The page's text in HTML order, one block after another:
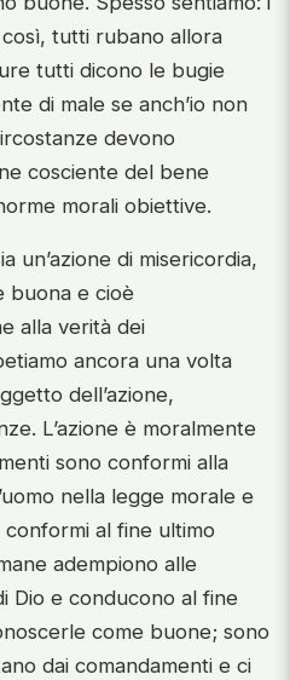
tutti rubano allora
tutti dicono le bugie
di male se anch’io non
devono
cosciente del bene
morali obiettive.
un’azione di misericordia,
buona e cioè
alla verità dei
ancora una volta
dell’azione,
L’azione è moralmente
sono conformi alla
nella legge morale e
al fine ultimo
adempiono alle
Dio e conducono al fine
come buone; sono
dai comandamenti e ci